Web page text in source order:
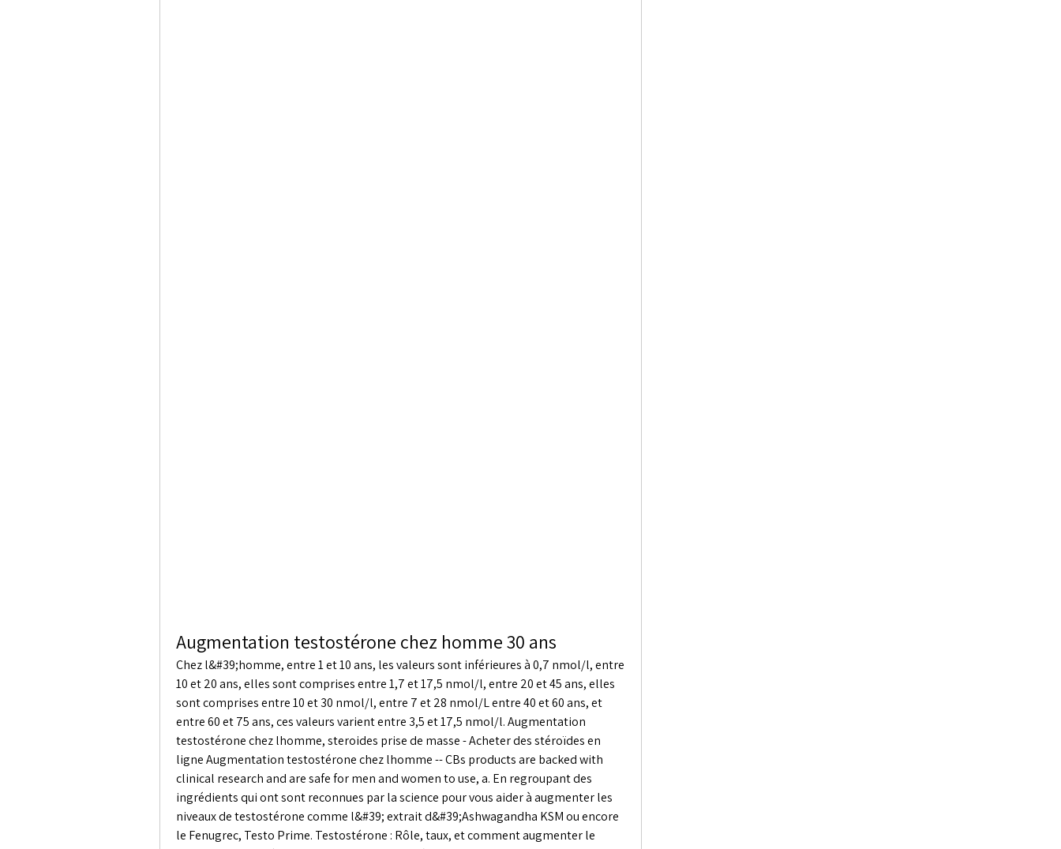
Augmentation testostérone chez homme 30 ans
Chez l&#39;homme, entre 1 et 10 ans, les valeurs sont inférieures à 0,7 nmol/l, entre
10 et 20 ans, elles sont comprises entre 1,7 et 17,5 nmol/l, entre 20 et 45 ans, elles
sont comprises entre 10 et 30 nmol/l, entre 7 et 28 nmol/L entre 40 et 60 ans, et
entre 60 et 75 ans, ces valeurs varient entre 3,5 et 17,5 nmol/l. Augmentation
testostérone chez lhomme, steroides prise de masse - Acheter des stéroïdes en
ligne Augmentation testostérone chez lhomme -- CBs products are backed with
clinical research and are safe for men and women to use, a. En regroupant des
ingrédients qui ont sont reconnues par la science pour vous aider à augmenter les
niveaux de testostérone comme l&#39; extrait d&#39;Ashwagandha KSM ou encore
le Fenugrec, Testo Prime. Testostérone : Rôle, taux, et comment augmenter le